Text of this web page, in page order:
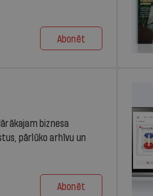
Abonēt
biznesa
pārlūko arhīvu un
Abonēt